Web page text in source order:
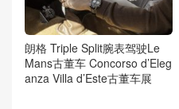
朗格 Triple Split腕表驾驶Le
Mans古董车 Concorso d’Eleg
anza Villa d’Este古董车展